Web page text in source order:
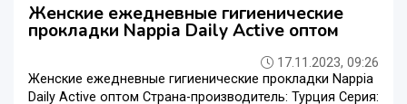
Женские ежедневные гигиенические
прокладки Nappia Daily Active оптом
17.11.2023, 09:26
Женские ежедневные гигиенические прокладки Nappia
Daily Active оптом Страна-производитель: Турция Серия: